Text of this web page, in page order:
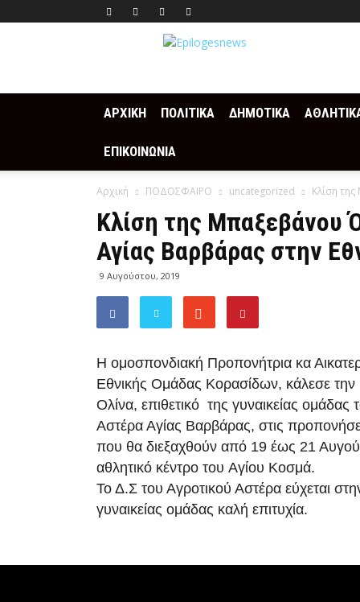
Epilogesnews
ΑΡΧΙΚΗ ΠΟΛΙΤΙΚΑ ΔΗΜΟΤΙΚΑ
ΕΠΙΚΟΙΝΩΝΙΑ
Αρχική ΠΟΔΟΣΦΑΙΡΟ uncategorized Κλίση
Κλίση της Μπαξεβάνου
Αγίας Βαρβάρας στην
9 Αυγούστου, 2019
Η ομοσπονδιακή Προπονήτρια κα
Εθνικής Ομάδας Κορασίδων, κάλεσε
Ολίνα, επιθετικό της γυναικείας ομάδας
Αστέρα Αγίας Βαρβάρας, στις
που θα διεξαχθούν από 19 έως 21
αθλητικό κέντρο του Αγίου Κοσμά.
Το Δ.Σ του Αγροτικού Αστέρα εύχεται
γυναικείας ομάδας καλή επιτυχία.